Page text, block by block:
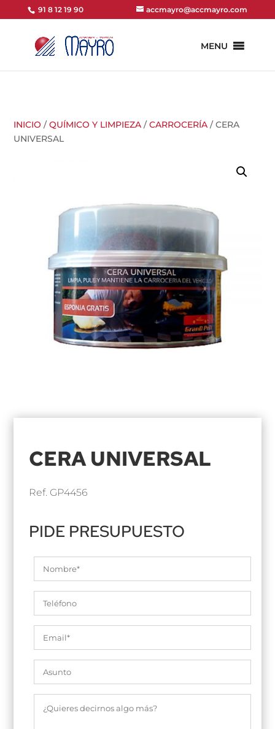
91 8 12 19 90 accmayro@accmayro.com
MENU
INICIO /QUÍMICO Y LIMPIEZA /CARROCERÍA / CERA
UNIVERSAL
CERA UNIVERSAL
Ref. GP4456
PIDE PRESUPUESTO